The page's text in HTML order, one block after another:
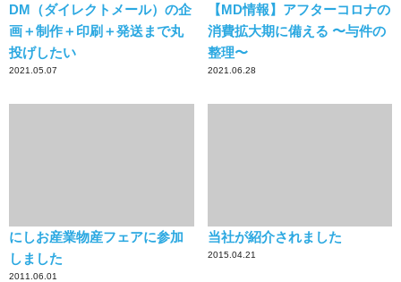
DM（ダイレクトメール）の企
画＋制作＋印刷＋発送まで丸
投げしたい
2021.05.07
【MD情報】アフターコロナの
消費拡大期に備える 〜与件の
整理〜
2021.06.28
にしお産業物産フェアに参加
しました
2011.06.01
当社が紹介されました
2015.04.21